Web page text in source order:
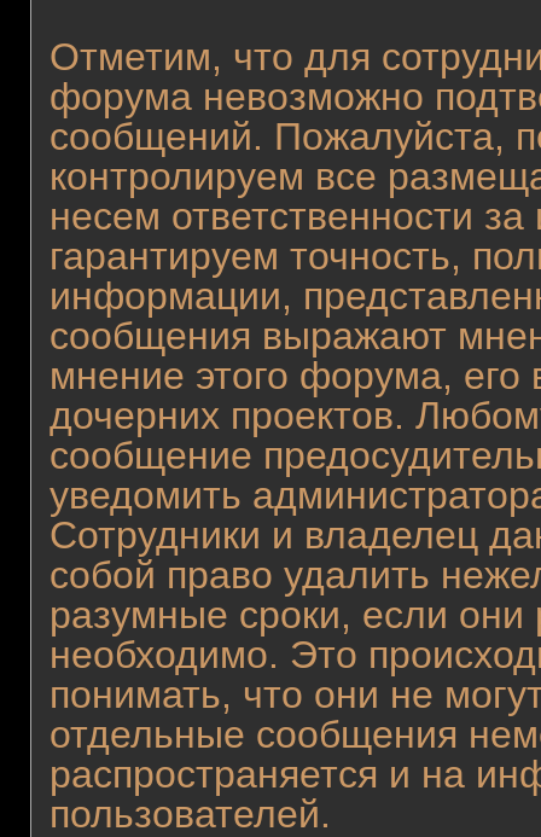
Отметим, что для
форума невозможно
сообщений. Пожалуйста,
контролируем все
несем ответственности
гарантируем точность,
информации,
сообщения выражают
мнение этого форума, его
дочерних проектов.
сообщение
уведомить
Сотрудники и владелец
собой право удалить
разумные сроки, если они
необходимо. Это
понимать, что они не
отдельные сообщения
распространяется и на
пользователей.